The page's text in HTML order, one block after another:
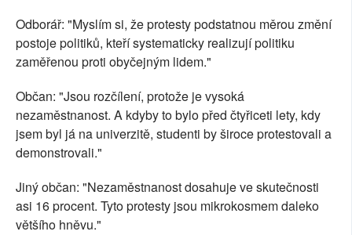
Odborář: "Myslím si, že protesty podstatnou měrou změní
postoje politiků, kteří systematicky realizují politiku
zaměřenou proti obyčejným lidem."
Občan: "Jsou rozčílení, protože je vysoká
nezaměstnanost. A kdyby to bylo před čtyřiceti lety, kdy
jsem byl já na univerzitě, studenti by široce protestovali a
demonstrovali."
Jiný občan: "Nezaměstnanost dosahuje ve skutečnosti
asi 16 procent. Tyto protesty jsou mikrokosmem daleko
většího hněvu."